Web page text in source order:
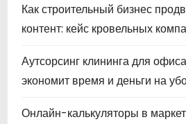
Как строительный бизнес
контент: кейс кровельных
Аутсорсинг клининга для
экономит время и деньги на
Онлайн-калькуляторы в